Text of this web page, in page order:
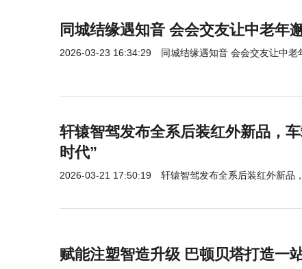
同城结缘遇知音 会会交友让中老年
2026-03-23 16:34:29 同城结缘遇知音 会会交友让中老
轩辕智驾发布全系后装红外新品，
时代”
2026-03-21 17:50:19 轩辕智驾发布全系后装红外新品
赋能注塑智造升级 巴顿贝塔打造一